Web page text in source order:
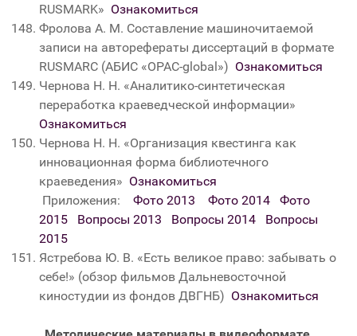
RUSMARK» Ознакомиться
Фролова А. М. Составление машиночитаемой
записи на авторефераты диссертаций в формате
RUSMARC (АБИС «OPAC-global») Ознакомиться
Чернова Н. Н. «Аналитико-синтетическая
переработка краеведческой информации»
Ознакомиться
Чернова Н. Н. «Организация квестинга как
инновационная форма библиотечного
краеведения» Ознакомиться
Приложения: Фото 2013 Фото 2014
Фото
2015
Вопросы 2013 Вопросы 2014
Вопросы
2015
Ястребова Ю. В. «Есть великое право: забывать о
себе!» (обзор фильмов Дальневосточной
киностудии из фондов ДВГНБ) Ознакомиться